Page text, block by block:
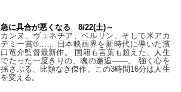
急に具合が悪くなる 8/22(土)～
カンヌ、ヴェネチア、ベルリン、そして米アカ
デミー賞®…… 日本映画界を新時代に導いた濱
口竜介監督最新作。 国籍も言葉も超えた、人生
でたった一度きりの、魂の邂逅――。 強く心を
揺さぶる、比類なき傑作。この3時間16分は人生
を変える。